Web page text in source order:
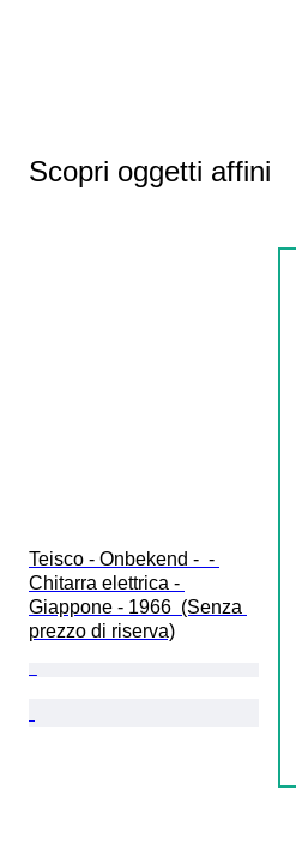
Scopri oggetti affini
Teisco - Onbekend -  -
Chitarra elettrica -
Giappone - 1966  (Senza
prezzo di riserva)